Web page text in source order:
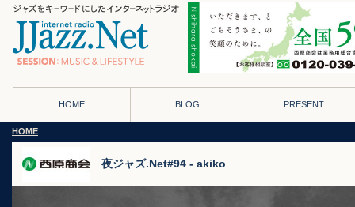
HOME BLOG PRESENT
HOME
夜ジャズ.Net#94 - akiko